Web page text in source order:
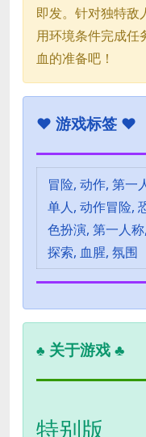
即发。针对独特敌
用环境条件完成任
血的准备吧！
♥ 游戏标签 ♥
冒险, 动作, 第一
单人, 动作冒险,
色扮演, 第一人
探索, 血腥, 氛围
♣ 关于游戏 ♣
特别版